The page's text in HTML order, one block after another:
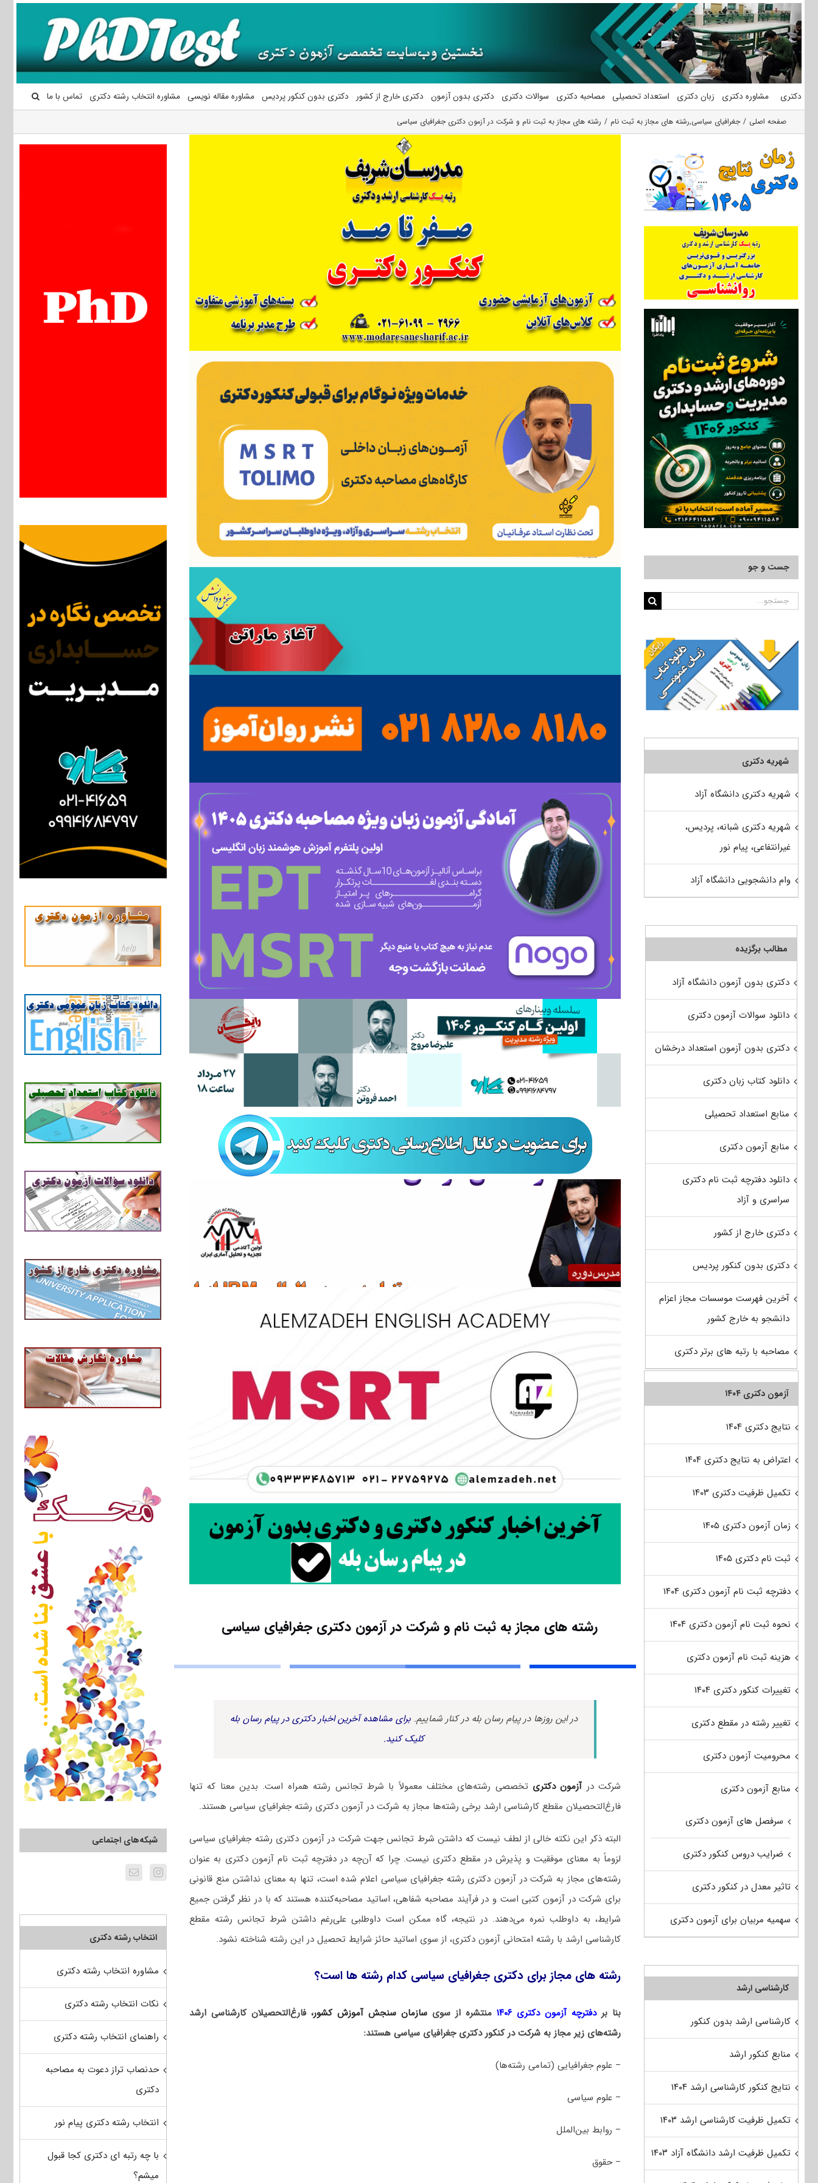
محتوا
دکتری مشاوره دکتری زبان دکتری استعداد تحصیلی مصاحبه دکتری سوالات دکتری دکتری بدون آزمون دکتری خارج از کشور دکتری بدون کنکور پردیس مشاوره مقاله نویسی مشاوره انتخاب رشته دکتری تماس با ما
صفحه اصلی جغرافیای سیاسی,رشته های مجاز به ثبت نام رشته های مجاز به ثبت نام و شرکت در آزمون دکتری جغرافیای سیاسی
رشته های مجاز به ثبت نام و شرکت در آزمون دکتری جغرافیای سیاسی
در این روزها در پیام رسان بله در کنار شماییم. برای مشاهده آخرین اخبار دکتری در پیام رسان بله
کلیک کنید.
شرکت درآزمون دکتری تخصصی رشته‌های مختلف معمولاً با شرط تجانس رشته همراه است. بدین معنا که تنها
فارغ‌التحصیلان مقطع کارشناسی ارشد برخی رشته‌ها مجاز به شرکت در آزمون دکتری رشته جغرافیای سیاسی هستند.
البته ذکر این نکته خالی از لطف نیست که داشتن شرط تجانس جهت شرکت در آزمون دکتری رشته جغرافیای سیاسی
لزوماً به معنای موفقیت و پذیرش در مقطع دکتری نیست. چرا که آن‌چه در دفترچه ثبت نام آزمون دکتری به عنوان
رشته‌های مجاز به شرکت در آزمون دکتری رشته جغرافیای سیاسی اعلام شده است، تنها به معنای نداشتن منع قانونی
برای شرکت در آزمون کتبی است و در فرآیند مصاحبه شفاهی، اساتید مصاحبه‌کننده هستند که با در نظر گرفتن جمیع
شرایط، به داوطلب نمره می‌دهند. در نتیجه، گاه ممکن است داوطلبی علی‌رغم داشتن شرط تجانس رشته مقطع
کارشناسی ارشد با رشته امتحانی آزمون دکتری، از سوی اساتید حائز شرایط تحصیل در این رشته شناخته نشود.
رشته های مجاز برای دکتری جغرافیای سیاسی کدام رشته ها است؟
بنا بردفترچه آزمون دکتری ۱۴۰۶ منتشره از سوی سازمان سنجش آموزش کشور، فارغ‌التحصیلان کارشناسی ارشد
رشته‌های زیر مجاز به شرکت در کنکور دکتری جغرافیای سیاسی هستند:
– علوم جغرافیایی (تمامی رشته‌ها)
– علوم سیاسی
– روابط بین‌الملل
– حقوق
شبکه‌های اجتماعی
انتخاب رشته دکتری
مشاوره انتخاب رشته دکتری
نکات انتخاب رشته دکتری
راهنمای انتخاب رشته دکتری
حدنصاب تراز دعوت به مصاحبه
دکتری
انتخاب رشته دکتری پیام نور
با چه رتبه ای دکتری کجا قبول
میشم؟
جست و جو
جستجو
شهریه دکتری
شهریه دکتری دانشگاه آزاد
شهریه دکتری شبانه، پردیس،
غیرانتفاعی، پیام نور
وام دانشجویی دانشگاه آزاد
مطالب برگزیده
دکتری بدون آزمون دانشگاه آزاد
دانلود سوالات آزمون دکتری
دکتری بدون آزمون استعداد درخشان
دانلود کتاب زبان دکتری
منابع استعداد تحصیلی
منابع آزمون دکتری
دانلود دفترچه ثبت نام دکتری
سراسری و آزاد
دکتری خارج از کشور
دکتری بدون کنکور پردیس
آخرین فهرست موسسات مجاز اعزام
دانشجو به خارج کشور
مصاحبه با رتبه های برتر دکتری
آزمون دکتری ۱۴۰۴
نتایج دکتری ۱۴۰۴
اعتراض به نتایج دکتری ۱۴۰۴
تکمیل ظرفیت دکتری ۱۴۰۳
زمان آزمون دکتری ۱۴۰۵
ثبت نام دکتری ۱۴۰۵
دفترچه ثبت نام آزمون دکتری ۱۴۰۴
نحوه ثبت نام آزمون دکتری ۱۴۰۴
هزینه ثبت نام آزمون دکتری
تغییرات کنکور دکتری ۱۴۰۴
تغییر رشته در مقطع دکتری
محرومیت آزمون دکتری
منابع آزمون دکتری
سرفصل های آزمون دکتری
ضرایب دروس کنکور دکتری
تاثیر معدل در کنکور دکتری
سهمیه مربیان برای آزمون دکتری
کارشناسی ارشد
کارشناسی ارشد بدون کنکور
منابع کنکور ارشد
نتایج کنکور کارشناسی ارشد ۱۴۰۴
تکمیل ظرفیت کارشناسی ارشد ۱۴۰۳
تکمیل ظرفیت ارشد دانشگاه آزاد ۱۴۰۳